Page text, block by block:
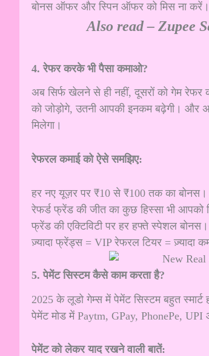
बोनस ऑफर और स्पिन ऑफर को मिस ना करें।
Also read – Zupee
4. रेफर करके भी पैसा कमाओ?
अब सिर्फ खेलने से ही नहीं, दूसरों को गेम
को जोड़ोगे, उतनी आपकी इनकम बढ़ेगी।
मिलेगा।
रेफरल कमाई को ऐसे समझिए:
हर नए यूज़र पर ₹10 से ₹100 तक का बोनस।
रेफर्ड फ्रेंड की जीत का कुछ हिस्सा भी आपको
फ्रेंड की एक्टिविटी पर हर हफ्ते स्पेशल बोनस।
ज़्यादा फ्रेंड्स = VIP रेफरल टियर = ज़्यादा
5. पेमेंट सिस्टम कैसे काम करता है?
2025 के लूडो गेम्स में पेमेंट सिस्टम बहुत
पेमेंट मोड में Paytm, GPay, PhonePe,
पेमेंट को लेकर याद रखने वाली बातें: